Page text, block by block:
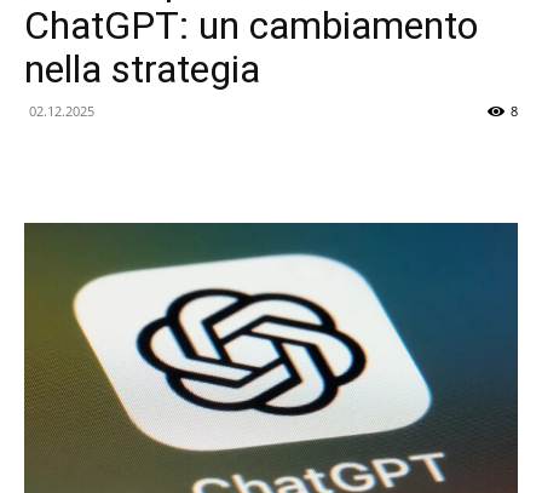
delle
Tecnologiche
e
dellIntelligenza
ChatGPT: un cambiamento
nella strategia
02.12.2025 8